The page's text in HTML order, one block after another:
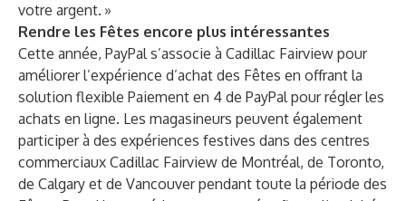
votre argent. »
Rendre les Fêtes encore plus intéressantes
Cette année, PayPals’associe à Cadillac Fairview pour
améliorer l’expérience d’achat des Fêtes en offrant la
solution flexible Paiement en 4 de PayPal pour régler les
achats en ligne. Les magasineurs peuvent également
participer à des expériences festives dans des centres
commerciaux Cadillac Fairview de Montréal, de Toronto,
de Calgary et de Vancouver pendant toute la période des